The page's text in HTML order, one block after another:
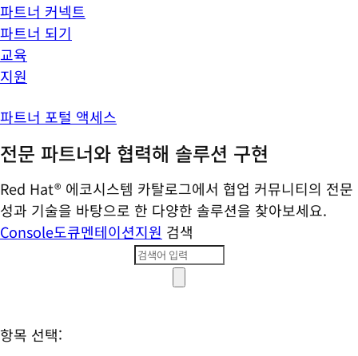
파트너 커넥트
파트너 되기
교육
지원
파트너 포털 액세스
전문 파트너와 협력해 솔루션 구현
Red Hat® 에코시스템 카탈로그에서 협업 커뮤니티의 전문
성과 기술을 바탕으로 한 다양한 솔루션을 찾아보세요.
Console도큐멘테이션지원 검색
항목 선택: